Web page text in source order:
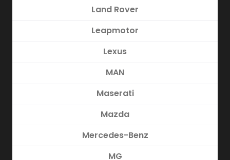
Land Rover
Leapmotor
Lexus
MAN
Maserati
Mazda
Mercedes-Benz
MG